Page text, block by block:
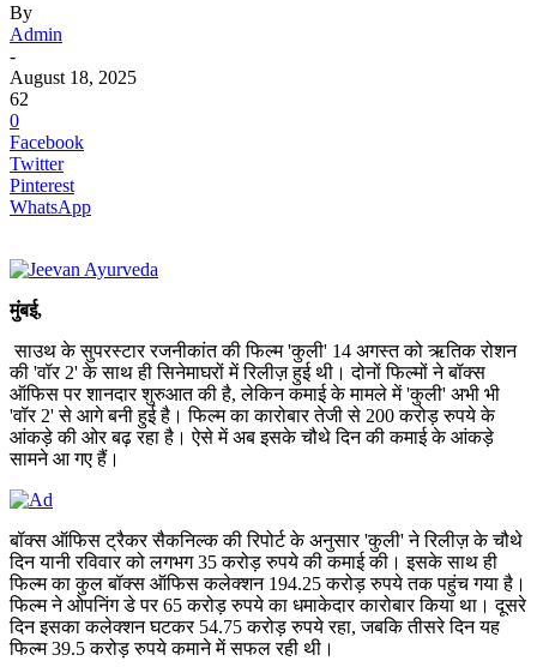
By
Admin
-
August 18, 2025
62
0
Facebook
Twitter
Pinterest
WhatsApp
मुंबई,
साउथ के सुपरस्टार रजनीकांत की फिल्म 'कुली' 14 अगस्त को ऋतिक रोशन
की 'वॉर 2' के साथ ही सिनेमाघरों में रिलीज़ हुई थी। दोनों फिल्मों ने बॉक्स
ऑफिस पर शानदार शुरुआत की है, लेकिन कमाई के मामले में 'कुली' अभी भी
'वॉर 2' से आगे बनी हुई है। फिल्म का कारोबार तेजी से 200 करोड़ रुपये के
आंकड़े की ओर बढ़ रहा है। ऐसे में अब इसके चौथे दिन की कमाई के आंकड़े
सामने आ गए हैं।
बॉक्स ऑफिस ट्रैकर सैकनिल्क की रिपोर्ट के अनुसार 'कुली' ने रिलीज़ के चौथे
दिन यानी रविवार को लगभग 35 करोड़ रुपये की कमाई की। इसके साथ ही
फिल्म का कुल बॉक्स ऑफिस कलेक्शन 194.25 करोड़ रुपये तक पहुंच गया है।
फिल्म ने ओपनिंग डे पर 65 करोड़ रुपये का धमाकेदार कारोबार किया था। दूसरे
दिन इसका कलेक्शन घटकर 54.75 करोड़ रुपये रहा, जबकि तीसरे दिन यह
फिल्म 39.5 करोड़ रुपये कमाने में सफल रही थी।